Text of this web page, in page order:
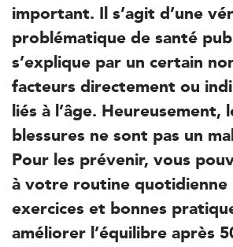
important. Il s’agit d’une
problématique de santé
s’explique par un certain
facteurs directement ou
liés à l’âge. Heureusement,
blessures ne sont pas un
Pour les prévenir, vous
à votre routine quotidienne
exercices et bonnes
améliorer l’équilibre après